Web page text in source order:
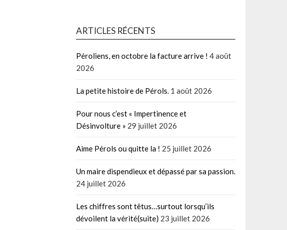
ARTICLES RÉCENTS
Péroliens, en octobre la facture arrive ! 4 août
2026
La petite histoire de Pérols. 1 août 2026
Pour nous c’est « Impertinence et
Désinvolture » 29 juillet 2026
Aime Pérols ou quitte la ! 25 juillet 2026
Un maire dispendieux et dépassé par sa passion.
24 juillet 2026
Les chiffres sont têtus…surtout lorsqu’ils
dévoilent la vérité(suite) 23 juillet 2026